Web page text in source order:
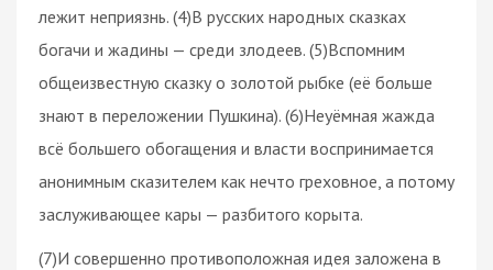
лежит неприязнь. (4)В русских народных сказках
богачи и жадины — среди злодеев. (5)Вспомним
общеизвестную сказку о золотой рыбке (её больше
знают в переложении Пушкина). (6)Неуёмная жажда
всё большего обогащения и власти воспринимается
анонимным сказителем как нечто греховное, а потому
заслуживающее кары — разбитого корыта.
(7)И совершенно противоположная идея заложена в